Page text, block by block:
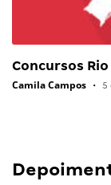
Concursos
Camila Campos • 5